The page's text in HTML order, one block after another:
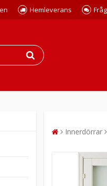
Hemleverans
Innerdörrar